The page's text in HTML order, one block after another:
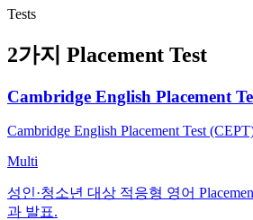
Tests
2가지 Placement Test
Cambridge English Placement
Cambridge English Placement Test
Multi
성인·청소년 대상 적응형 영어
과 발표.